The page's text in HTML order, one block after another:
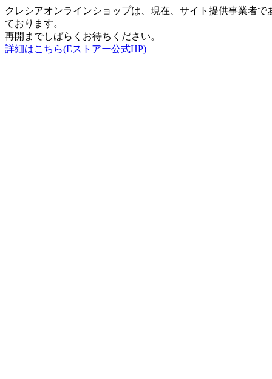
クレシアオンラインショップは、現在、サイト提供事業者
ております。
再開までしばらくお待ちください。
詳細はこちら(Eストアー公式HP)